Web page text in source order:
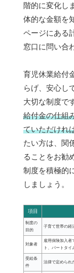
階的に変化し
体的な金額を
ページにある
窓口に問い合
育児休業給付
らげ、安心し
大切な制度で
給付金の仕組
ていただけれ
たい方は、関
ることをお勧
制度を積極的
しましょう。
項目
制度の
目的
子育て世帯の経
対象者
雇用保険加入者
ト、パートタ
受給条
件
法律で定められ